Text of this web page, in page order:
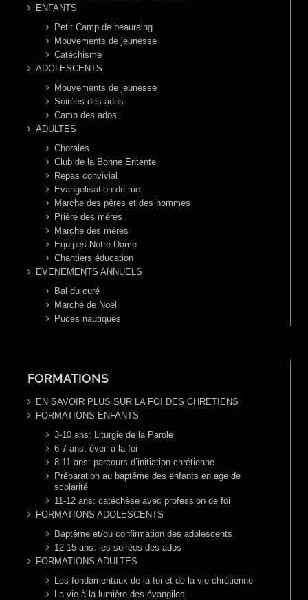
ENFANTS
Petit Camp de beauraing
Mouvements de jeunesse
Catéchisme
ADOLESCENTS
Mouvements de jeunesse
Soirées des ados
Camp des ados
ADULTES
Chorales
Club de la Bonne Entente
Repas convivial
Evangélisation de rue
Marche des pères et des hommes
Prière des mères
Marche des mères
Equipes Notre Dame
Chantiers éducation
EVENEMENTS ANNUELS
Bal du curé
Marché de Noël
Puces nautiques
FORMATIONS
EN SAVOIR PLUS SUR LA FOI DES CHRETIENS
FORMATIONS ENFANTS
3-10 ans: Liturgie de la Parole
6-7 ans: éveil à la foi
8-11 ans: parcours d’initiation chrétienne
Préparation au baptême des enfants en age de
scolarité
11-12 ans: catéchèse avec profession de foi
FORMATIONS ADOLESCENTS
Baptême et/ou confirmation des adolescents
12-15 ans: les soirées des ados
FORMATIONS ADULTES
Les fondamentaux de la foi et de la vie chrétienne
La vie à la lumière des évangiles